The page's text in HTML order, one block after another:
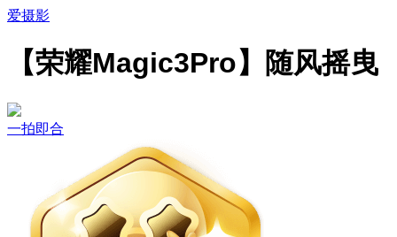
爱摄影
【荣耀Magic3Pro】随风摇曳
一拍即合